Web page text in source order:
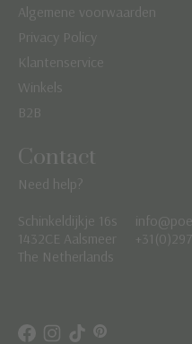
Algemene voorwaarden
Privacy Policy
Klantenservice
Winkels
B2B
Contact
Need help?
Schinkeldijkje 16s
1432CE Aalsmeer
The Netherlands